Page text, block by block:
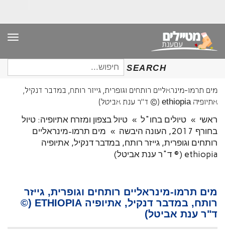
SEARCH
חיפוש
עבור:
מים תרמו-מינראליים רותחים וגופרית, גייזר רותח, במדבר דנקיל,
אתיופיה ethiopia (© ד"ר ענת אביטל)
ראשי » טיולים בחו"ל » טיול בצפון ומזרח אתיופיה: טיול
בחורף 2017, העונה היבשה
» מים תרמו-מינראליים
רותחים וגופרית, גייזר רותח, במדבר דנקיל, אתיופיה
ethiopia (© ד"ר ענת אביטל)
מים תרמו-מינראליים רותחים וגופרית, גייזר
רותח, במדבר דנקיל, אתיופיה ETHIOPIA (©
ד"ר ענת אביטל)